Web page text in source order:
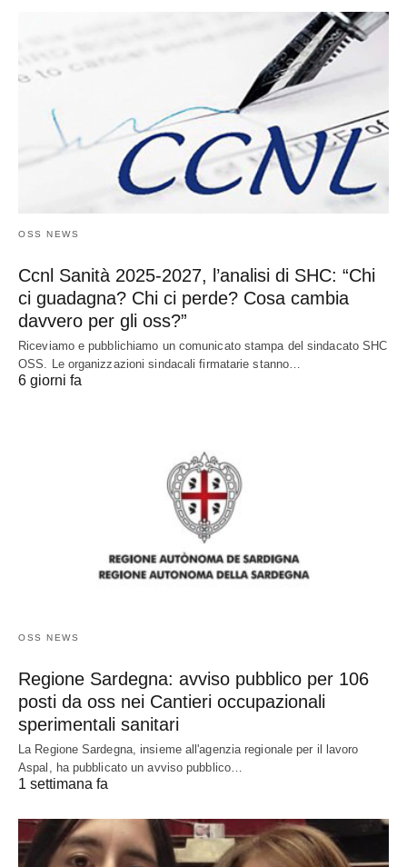
OSS NEWS
Ccnl Sanità 2025-2027, l’analisi di SHC: “Chi
ci guadagna? Chi ci perde? Cosa cambia
davvero per gli oss?”
Riceviamo e pubblichiamo un comunicato stampa del sindacato SHC
OSS. Le organizzazioni sindacali firmatarie stanno…
6 giorni fa
OSS NEWS
Regione Sardegna: avviso pubblico per 106
posti da oss nei Cantieri occupazionali
sperimentali sanitari
La Regione Sardegna, insieme all'agenzia regionale per il lavoro
Aspal, ha pubblicato un avviso pubblico…
1 settimana fa